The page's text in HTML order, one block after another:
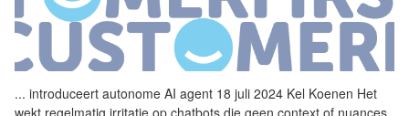
... introduceert autonome AI agent 18 juli 2024 Kel Koenen Het
wekt regelmatig irritatie op chatbots die geen context of nuances